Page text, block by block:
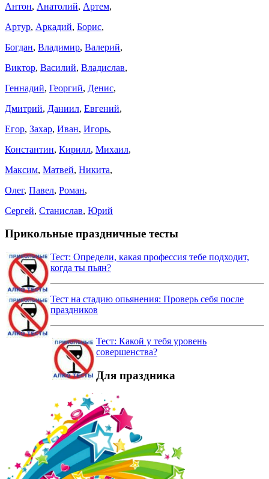
Антон, Анатолий, Артем,
Артур, Аркадий, Борис,
Богдан, Владимир, Валерий,
Виктор, Василий, Владислав,
Геннадий, Георгий, Денис,
Дмитрий, Даниил, Евгений,
Егор, Захар, Иван, Игорь,
Константин, Кирилл, Михаил,
Максим, Матвей, Никита,
Олег, Павел, Роман,
Сергей, Станислав, Юрий
Прикольные праздничные тесты
Тест: Определи, какая профессия тебе подходит,
когда ты пьян?
Тест на стадию опьянения: Проверь себя после
праздников
Тест: Какой у тебя уровень
совершенства?
Для праздника